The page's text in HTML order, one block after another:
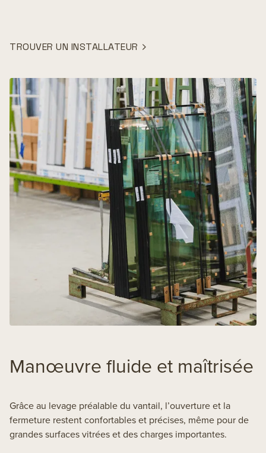
TROUVER UN INSTALLATEUR
Manœuvre fluide et maîtrisée
Grâce au levage préalable du vantail, l’ouverture et la
fermeture restent confortables et précises, même pour de
grandes surfaces vitrées et des charges importantes.